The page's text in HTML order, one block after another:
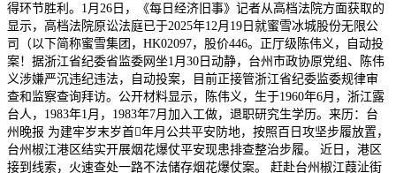
得环节胜利。1月26日，《每日经济旧事》记者从高档法院方面获取的
显示，高档法院原讼法庭已于2025年12月19日就蜜雪冰城股份无限公
司（以下简称蜜雪集团，HK02097，股价446。正厅级陈伟义，自动投
案！据浙江省纪委省监委网坐1月30日动静，台州市政协原党组、陈伟
义涉嫌严沉违纪违法，自动投案，目前正接管浙江省纪委监委规律审
查和监察查询拜访。公开材料显示，陈伟义，生于1960年6月，浙江露
台人，1983年1月，1983年7月加入工做，退职研究生学历。来历：台
州晚报 为建牢岁末岁首年月公共平安防地，按照百日攻坚步履放置，
台州椒江港区结实开展烟花爆仗平安现患排查整治步履。 近日，港区
接到线索，火速查处一路不法储存烟花爆仗案。 赶赴台州椒江葭沚街